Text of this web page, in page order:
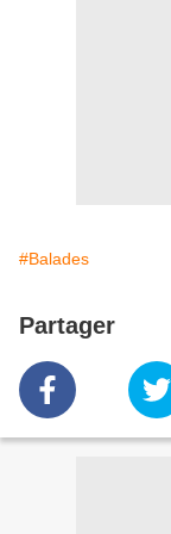
#Balades
Partager